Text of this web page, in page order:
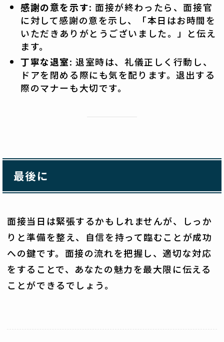
感謝の意を示す: 面接が終わったら、面接官
に対して感謝の意を示し、「本日はお時間を
いただきありがとうございました。」と伝え
ます。
丁寧な退室: 退室時は、礼儀正しく行動し、
ドアを閉める際にも気を配ります。退出する
際のマナーも大切です。
最後に
面接当日は緊張するかもしれませんが、しっか
りと準備を整え、自信を持って臨むことが成功
への鍵です。面接の流れを把握し、適切な対応
をすることで、あなたの魅力を最大限に伝える
ことができるでしょう。